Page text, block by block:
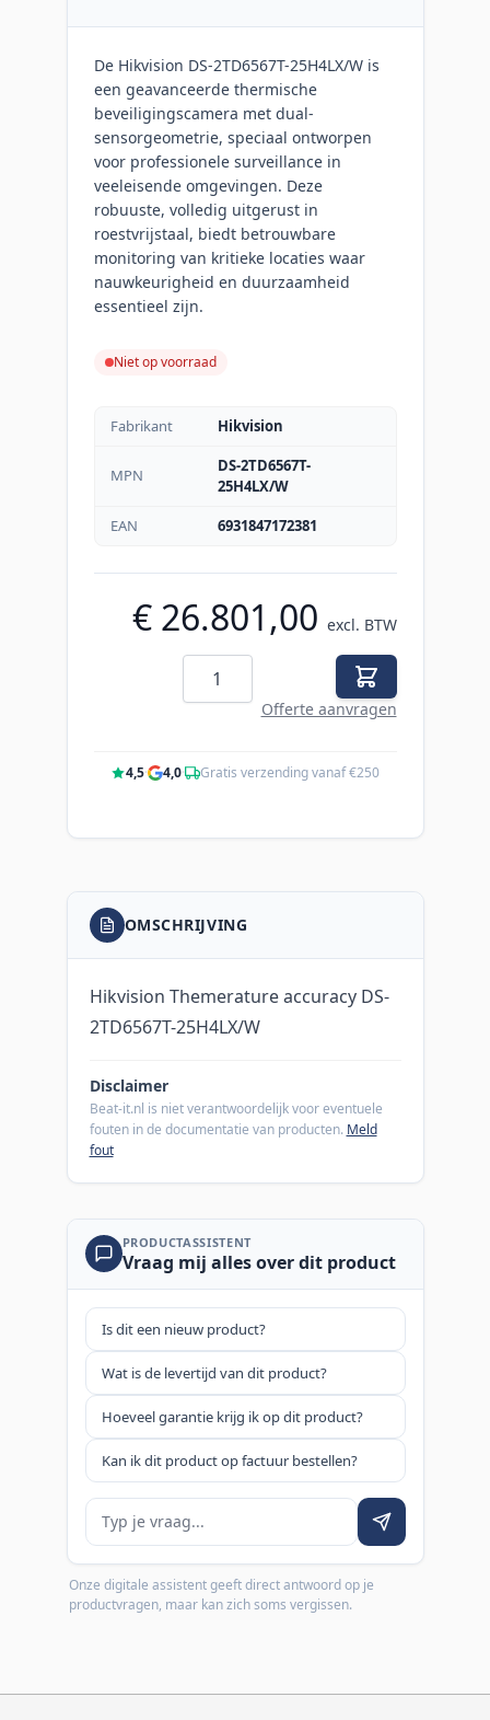
De Hikvision DS-2TD6567T-25H4LX/W is
een geavanceerde thermische
beveiligingscamera met dual-
sensorgeometrie, speciaal ontworpen
voor professionele surveillance in
veeleisende omgevingen. Deze
robuuste, volledig uitgerust in
roestvrijstaal, biedt betrouwbare
monitoring van kritieke locaties waar
nauwkeurigheid en duurzaamheid
essentieel zijn.
Niet op voorraad
Fabrikant Hikvision
MPN
DS-2TD6567T-
25H4LX/W
EAN
6931847172381
€ 26.801,00 excl. BTW
Aantal
Offerte aanvragen
4,5· 4,0· Gratis verzending vanaf €250
OMSCHRIJVING
Hikvision Themerature accuracy DS-
2TD6567T-25H4LX/W
Disclaimer
Beat-it.nl is niet verantwoordelijk voor eventuele
fouten in de documentatie van producten. Meld
fout
PRODUCTASSISTENT
Vraag mij alles over dit product
Is dit een nieuw product?
Wat is de levertijd van dit product?
Hoeveel garantie krijg ik op dit product?
Kan ik dit product op factuur bestellen?
Je vraag
Onze digitale assistent geeft direct antwoord op je
productvragen, maar kan zich soms vergissen.